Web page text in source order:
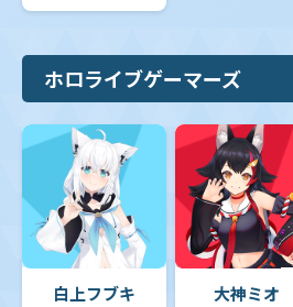
ホロライブゲーマーズ
白上フブキ 大神ミオ